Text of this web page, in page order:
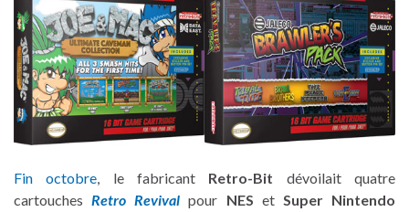
Fin octobre, le fabricant Retro-Bit dévoilait quatre
cartouchesRetro Revival pour NES et Super Nintendo